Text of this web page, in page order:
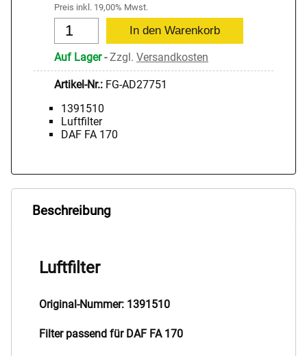
Preis inkl. 19,00% Mwst.
Auf Lager-Zzgl. Versandkosten
Artikel-Nr.: FG-AD27751
1391510
Luftfilter
DAF FA 170
Beschreibung
Luftfilter
Original-Nummer: 1391510
Filter passend für DAF FA 170